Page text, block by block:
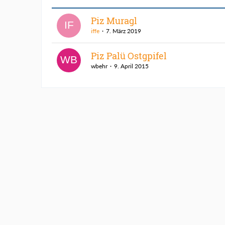
Piz Muragl
iffe 7. März 2019
Piz Palü Ostgpifel
wbehr 9. April 2015